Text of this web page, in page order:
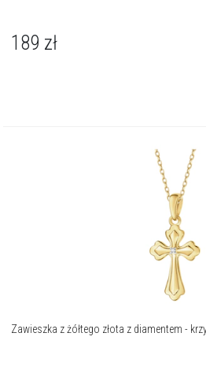
189 zł
Zawieszka z żółtego złota z diamentem -